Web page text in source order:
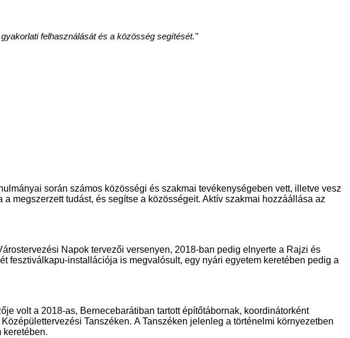
felhasználását és a közösség segítését."
során számos közösségi és szakmai tevékenységeben vett, illetve vesz
megszerzett tudást, és segítse a közösségeit. Aktív szakmai hozzáállása az
Napok tervezői versenyen, 2018-ban pedig elnyerte a Rajzi és
fesztiválkapu-installációja is megvalósult, egy nyári egyetem keretében pedig a
volt a 2018-as, Bernecebarátiban tartott építőtábornak, koordinátorként
Tanszéken. A Tanszéken jelenleg a történelmi környezetben